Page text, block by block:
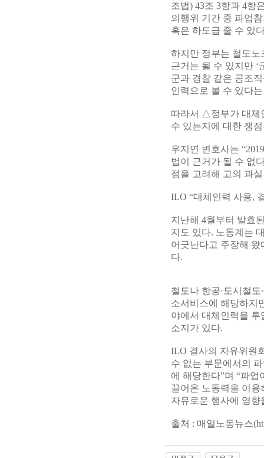
조법) 43조 3항과 4항
의행위 기간 중 파업
혹은 하도급 줄 수 있
하지만 정부는 철도노
근거는 될 수 있지만
군과 경찰 같은 공조
인력으로 볼 수 있다
따라서 △정부가 대체
수 있는지에 대한 쟁
우지연 변호사는
법이 근거가 될 수 없
점을 고려해 고의 과
ILO “대체인력 사용,
지난해 4월부터 발효
지도 있다. 노동계는
어긋난다고 주장해 왔
다.
철도나 항공·도시철
소서비스에 해당하지
야에서 대체인력을
소지가 있다.
ILO 결사의 자유위원
수 없는 부문에서의
에 해당한다”며 “파
끌어온 노동력을 이
자유로운 행사에 영향
출처 : 매일노동뉴스